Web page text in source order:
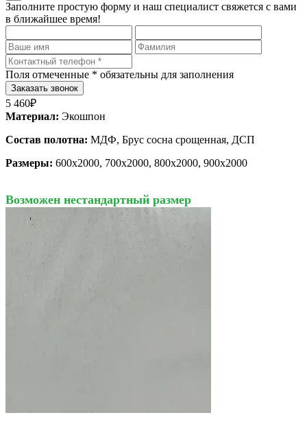
Заполните простую форму и наш специалист свяжется с вами
в ближайшее время!
Поля отмеченные * обязательны для заполнения
5 460₽
Материал: Экошпон
Состав полотна: МДФ, Брус сосна срощенная, ДСП
Размеры: 600х2000, 700х2000, 800х2000, 900х2000
Возможен нестандартный размер